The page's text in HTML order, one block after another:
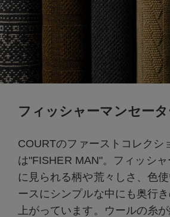
フィッシャーマンセー
COURTのファーストコレクシ
は"FISHER MAN"。フィッシ
に見られる柄や荒々しさ、色
ースにシンプルな中にも奥行
上がっています。ウールの糸